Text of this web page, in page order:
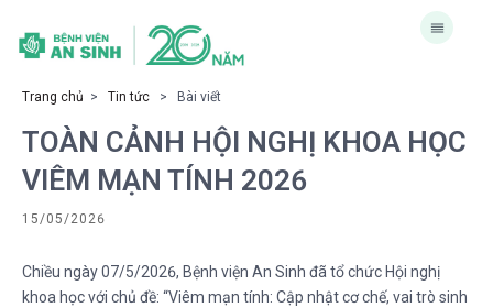
Trang chủ > Tin tức > Bài viết
TOÀN CẢNH HỘI NGHỊ KHOA HỌC
VIÊM MẠN TÍNH 2026
15/05/2026
Chiều ngày 07/5/2026, Bệnh viện An Sinh đã tổ chức Hội nghị
khoa học với chủ đề: “Viêm mạn tính: Cập nhật cơ chế, vai trò sinh